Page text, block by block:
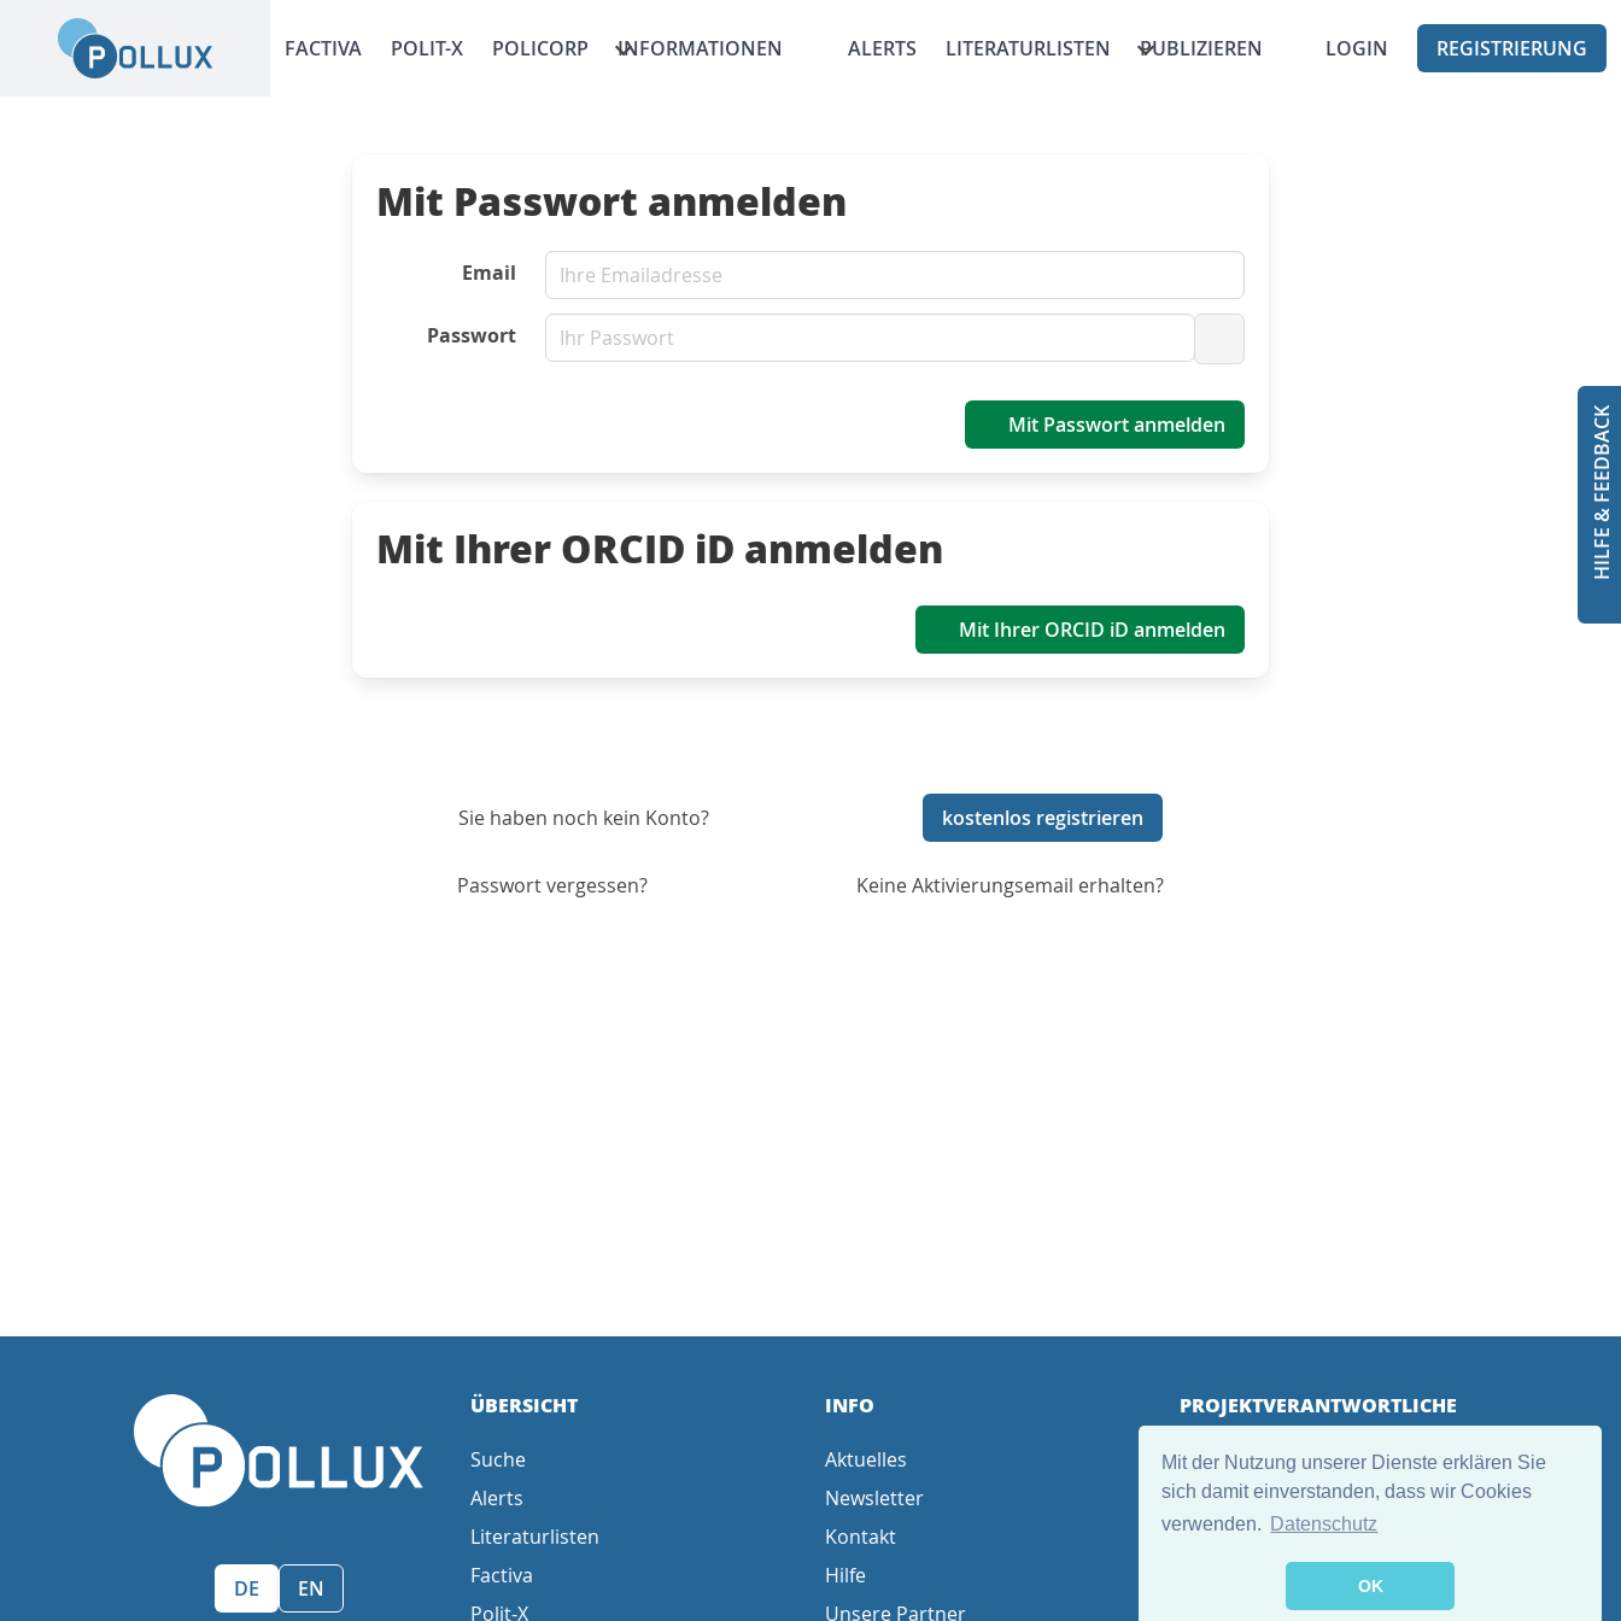
Mit der Nutzung unserer Dienste erklären Sie
sich damit einverstanden, dass wir Cookies
verwenden.
Datenschutz
OK
FACTIVA POLIT-X POLICORP INFORMATIONEN ALERTS LITERATURLISTEN PUBLIZIEREN LOGIN REGISTRIERUNG
HILFE & FEEDBACK
Mit Passwort anmelden
Email
Passwort
Passwort anzeigen
Mit Passwort anmelden
Mit Ihrer ORCID iD anmelden
Mit Ihrer ORCID iD anmelden
Sie haben noch kein Konto? kostenlos registrieren
Passwort vergessen? Keine Aktivierungsemail erhalten?
Sprache wählen/Select language
DE EN
ÜBERSICHT
Suche
Alerts
Literaturlisten
Factiva
Polit-X
INFO
Aktuelles
Newsletter
Kontakt
Hilfe
Unsere Partner
PROJEKTVERANTWORTLICHE